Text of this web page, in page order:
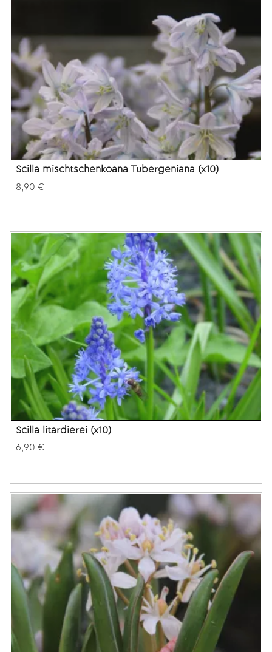
Scilla mischtschenkoana Tubergeniana (x10)
8,90 €
Scilla litardierei (x10)
6,90 €